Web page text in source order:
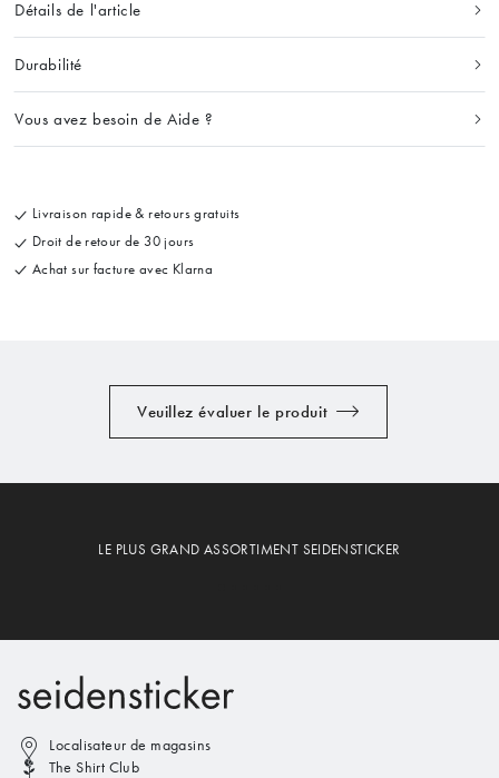
Détails de l'article
Durabilité
Vous avez besoin de Aide ?
Livraison rapide & retours gratuits
Droit de retour de 30 jours
Achat sur facture avec Klarna
Veuillez évaluer le produit
LE PLUS GRAND ASSORTIMENT SEIDENSTICKER
Localisateur de magasins
The Shirt Club